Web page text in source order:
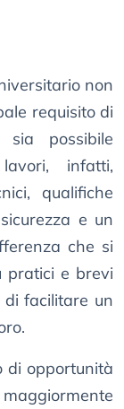
non
requisito di
possibile
infatti,
qualifiche
e un
che si
pratici e brevi
facilitare un
di opportunità